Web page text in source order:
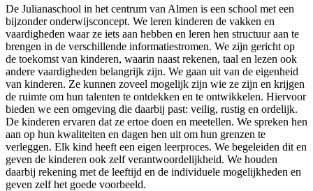
De Julianaschool in het centrum van Almen is een school met een
bijzonder onderwijsconcept. We leren kinderen de vakken en
vaardigheden waar ze iets aan hebben en leren hen structuur aan te
brengen in de verschillende informatiestromen. We zijn gericht op
de toekomst van kinderen, waarin naast rekenen, taal en lezen ook
andere vaardigheden belangrijk zijn. We gaan uit van de eigenheid
van kinderen. Ze kunnen zoveel mogelijk zijn wie ze zijn en krijgen
de ruimte om hun talenten te ontdekken en te ontwikkelen. Hiervoor
bieden we een omgeving die daarbij past: veilig, rustig en ordelijk.
De kinderen ervaren dat ze ertoe doen en meetellen. We spreken hen
aan op hun kwaliteiten en dagen hen uit om hun grenzen te
verleggen. Elk kind heeft een eigen leerproces. We begeleiden dit en
geven de kinderen ook zelf verantwoordelijkheid. We houden
daarbij rekening met de leeftijd en de individuele mogelijkheden en
geven zelf het goede voorbeeld.